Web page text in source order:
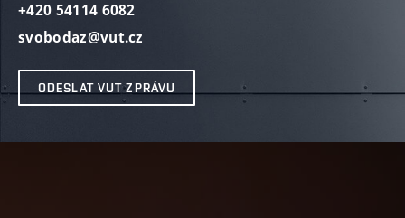
+420 54114 6082
svobodaz@vut.cz
ODESLAT VUT ZPRÁVU